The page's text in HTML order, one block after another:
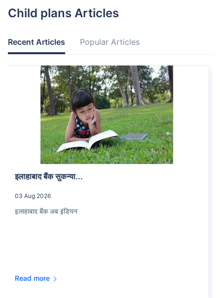
Child plans Articles
Recent Articles Popular Articles
इलाहाबाद बैंक सुकन्या...
03 Aug 2026
इलाहाबाद बैंक अब इंडियन
Read more